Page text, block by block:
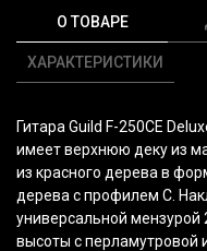
О ТОВАРЕ
ХАРАКТЕРИСТИКИ
Гитара Guild F-250CE
имеет верхнюю деку из
из красного дерева в
дерева с профилем C.
универсальной
высоты с перламутровой